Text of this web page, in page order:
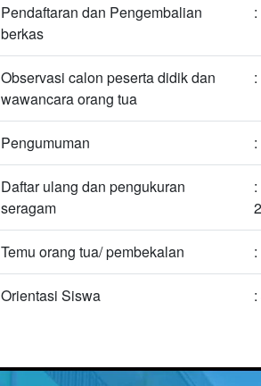
Pendaftaran dan Pengembalian
berkas
Observasi calon peserta didik dan
wawancara orang tua
Pengumuman
Daftar ulang dan pengukuran
seragam
Temu orang tua/ pembekalan
Orientasi Siswa